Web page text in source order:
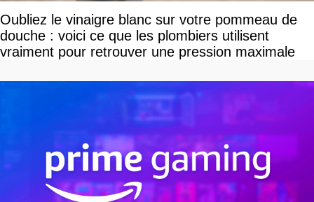
Oubliez le vinaigre blanc sur votre pommeau de
douche : voici ce que les plombiers utilisent
vraiment pour retrouver une pression maximale